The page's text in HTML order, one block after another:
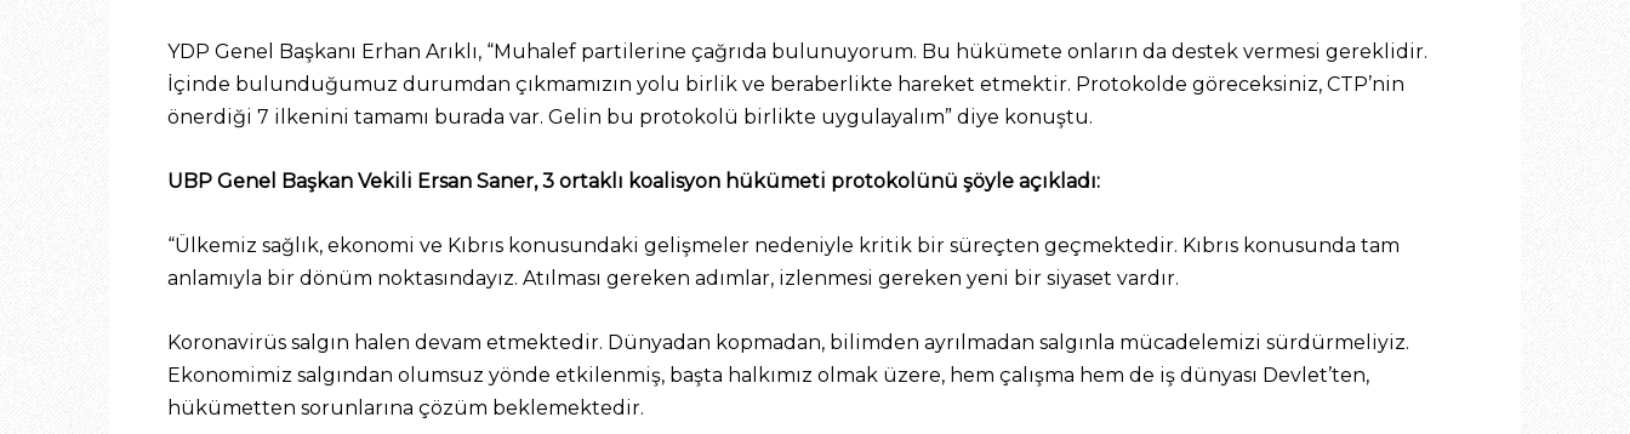
YDP Genel Başkanı Erhan Arıklı, “Muhalef partilerine çağrıda bulunuyorum. Bu hükümete onların da destek vermesi gereklidir.
İçinde bulunduğumuz durumdan çıkmamızın yolu birlik ve beraberlikte hareket etmektir. Protokolde göreceksiniz, CTP’nin
önerdiği 7 ilkenini tamamı burada var. Gelin bu protokolü birlikte uygulayalım” diye konuştu.
UBP Genel Başkan Vekili Ersan Saner, 3 ortaklı koalisyon hükümeti protokolünü şöyle açıkladı:
“Ülkemiz sağlık, ekonomi ve Kıbrıs konusundaki gelişmeler nedeniyle kritik bir süreçten geçmektedir. Kıbrıs konusunda tam
anlamıyla bir dönüm noktasındayız. Atılması gereken adımlar, izlenmesi gereken yeni bir siyaset vardır.
Koronavirüs salgın halen devam etmektedir. Dünyadan kopmadan, bilimden ayrılmadan salgınla mücadelemizi sürdürmeliyiz.
Ekonomimiz salgından olumsuz yönde etkilenmiş, başta halkımız olmak üzere, hem çalışma hem de iş dünyası Devlet’ten,
hükümetten sorunlarına çözüm beklemektedir.